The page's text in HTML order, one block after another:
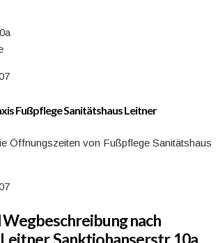
Fußpflege Sanitätshaus Leitner
Öffnungszeiten von Fußpflege Sanitätshaus
nach
Sanktjohanserstr. 10a,